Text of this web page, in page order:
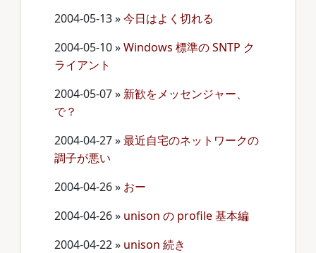
2004-05-13»今日はよく切れる
2004-05-10»Windows 標準の SNTP ク
ライアント
2004-05-07» 新歓をメッセンジャー、
で？
2004-04-27»最近自宅のネットワークの
調子が悪い
2004-04-26» おー
2004-04-26» unison の profile 基本編
2004-04-22» unison 続き